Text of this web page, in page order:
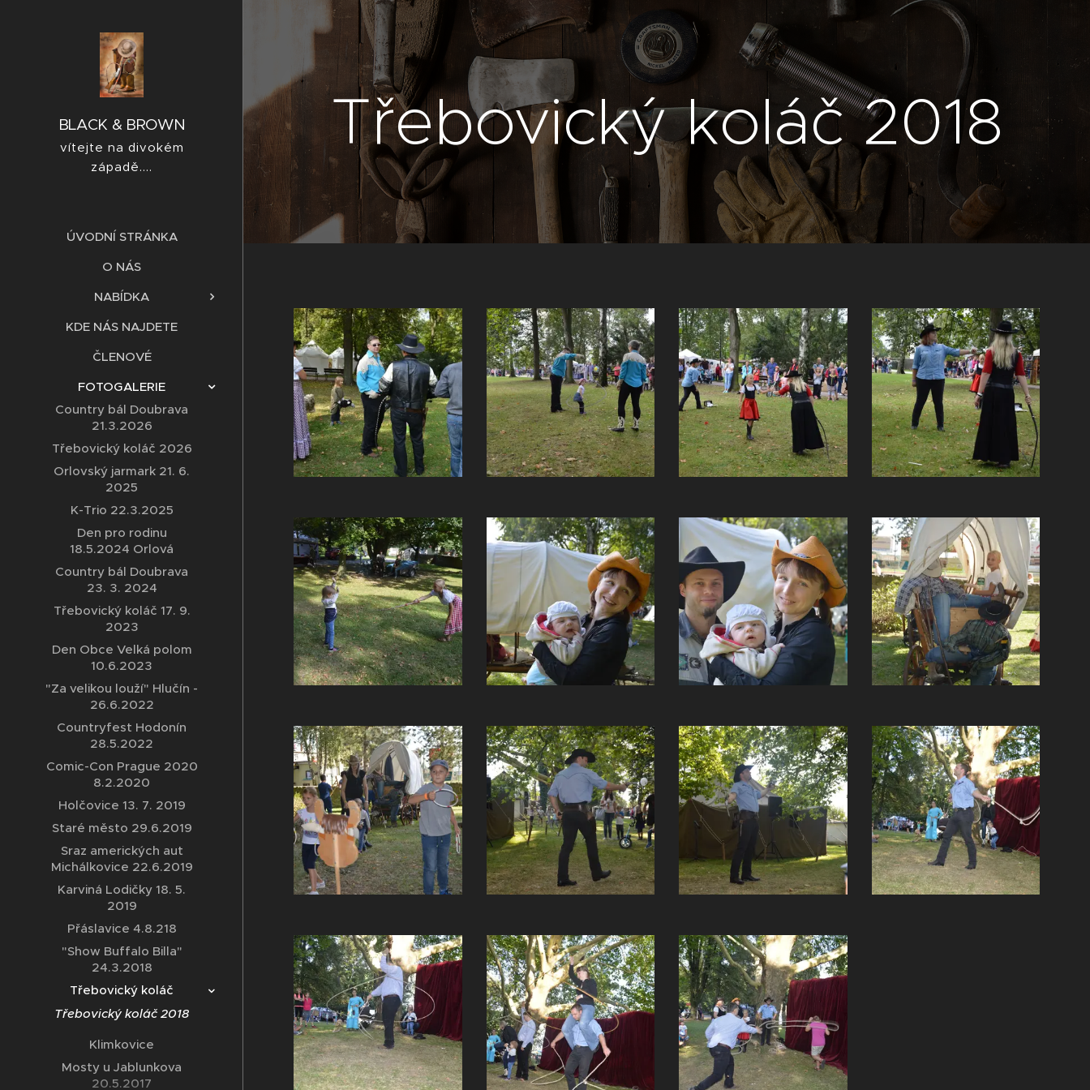
BLACK & BROWN
vítejte na divokém
západě....
ÚVODNÍ STRÁNKA
O NÁS
NABÍDKA
KDE NÁS NAJDETE
ČLENOVÉ
FOTOGALERIE
Country bál Doubrava
21.3.2026
Třebovický koláč 2026
Orlovský jarmark 21. 6.
2025
K-Trio 22.3.2025
Den pro rodinu
18.5.2024 Orlová
Country bál Doubrava
23. 3. 2024
Třebovický koláč 17. 9.
2023
Den Obce Velká polom
10.6.2023
"Za velikou louží" Hlučín -
26.6.2022
Countryfest Hodonín
28.5.2022
Comic-Con Prague 2020
8.2.2020
Holčovice 13. 7. 2019
Staré město 29.6.2019
Sraz amerických aut
Michálkovice 22.6.2019
Karviná Lodičky 18. 5.
2019
Přáslavice 4.8.218
"Show Buffalo Billa"
24.3.2018
Třebovický koláč
Třebovický koláč 2018
Klimkovice
Mosty u Jablunkova
20.5.2017
Třebovický koláč 2018